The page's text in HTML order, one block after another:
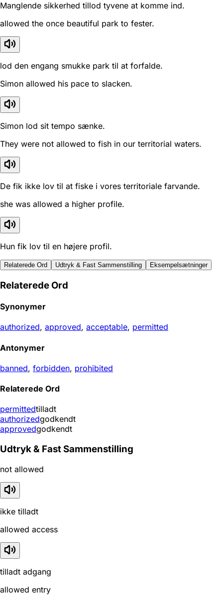
Manglende sikkerhed tillod tyvene at komme ind.
allowed the once beautiful park to fester.
lod den engang smukke park til at forfalde.
Simon allowed his pace to slacken.
Simon lod sit tempo sænke.
They were not allowed to fish in our territorial waters.
De fik ikke lov til at fiske i vores territoriale farvande.
she was allowed a higher profile.
Hun fik lov til en højere profil.
Relaterede Ord Udtryk & Fast Sammenstilling Eksempelsætninger
Relaterede Ord
Synonymer
authorized, approved, acceptable, permitted
Antonymer
banned, forbidden, prohibited
Relaterede Ord
permittedtilladt
authorizedgodkendt
approvedgodkendt
Udtryk & Fast Sammenstilling
not allowed
ikke tilladt
allowed access
tilladt adgang
allowed entry